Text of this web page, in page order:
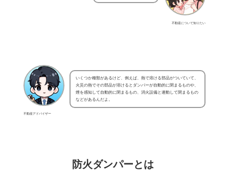
不動産について知りたい
不動産アドバイザー
いくつか種類があるけど、例えば、熱で溶ける部品がついていて、
火災の熱でその部品が溶けるとダンパーが自動的に閉まるものや、
煙を感知して自動的に閉まるもの、消火設備と連動して閉まるもの
などがあるんだよ。
防火ダンパーとは